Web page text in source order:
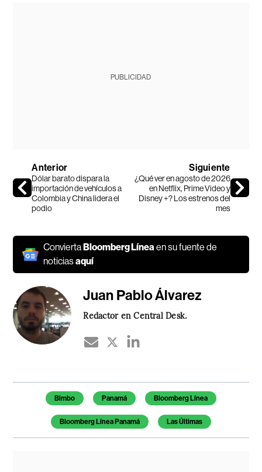
PUBLICIDAD
Anterior
Dólar barato dispara la
importación de vehículos a
Colombia y China lidera el
podio
Siguiente
¿Qué ver en agosto de 2026
en Netflix, Prime Video y
Disney +? Los estrenos del
mes
ConviertaBloomberg Líneaen su fuente de
noticiasaquí
Juan Pablo Álvarez
Redactor en Central Desk.
Temas de este artículo
Bimbo Panamá Bloomberg Línea
Bloomberg Línea Panamá Las Últimas